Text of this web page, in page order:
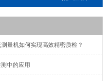
量机如何实现高效精密质检？
中的应用